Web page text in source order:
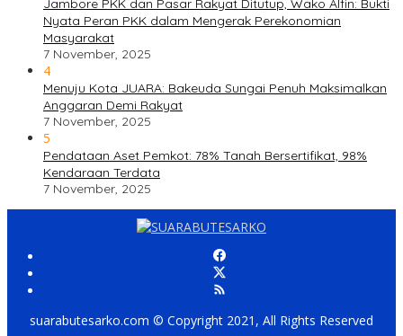
Jambore PKK dan Pasar Rakyat Ditutup, Wako Alfin: Bukti
Nyata Peran PKK dalam Mengerak Perekonomian
Masyarakat
7 November, 2025
4
Menuju Kota JUARA: Bakeuda Sungai Penuh Maksimalkan
Anggaran Demi Rakyat
7 November, 2025
5
Pendataan Aset Pemkot: 78% Tanah Bersertifikat, 98%
Kendaraan Terdata
7 November, 2025
suarabutesarko.com © Copyright 2021, All Rights Reserved